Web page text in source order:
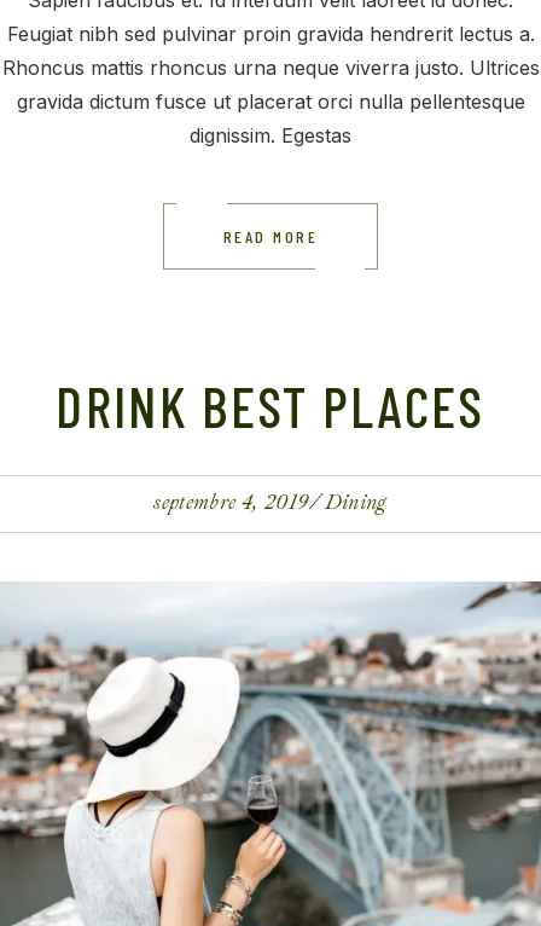
Feugiat nibh sed pulvinar proin gravida hendrerit lectus a.
Rhoncus mattis rhoncus urna neque viverra justo. Ultrices
gravida dictum fusce ut placerat orci nulla pellentesque
dignissim. Egestas
READ MORE
DRINK BEST PLACES
septembre 4, 2019 Dining